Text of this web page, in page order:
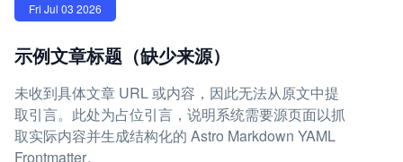
Fri Jul 03 2026
示例文章标题（缺少来源）
未收到具体文章 URL 或内容，因此无法从原文中提
取引言。此处为占位引言，说明系统需要源页面以抓
取实际内容并生成结构化的 Astro Markdown YAML
Frontmatter。